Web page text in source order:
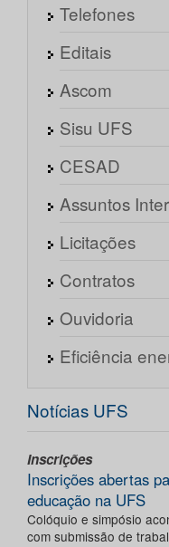
Telefones
Editais
Ascom
Sisu UFS
CESAD
Assuntos
Licitações
Contratos
Ouvidoria
Eficiência
Notícias UFS
Inscrições
Inscrições abertas
educação na UFS
Colóquio e simpósio
com submissão de